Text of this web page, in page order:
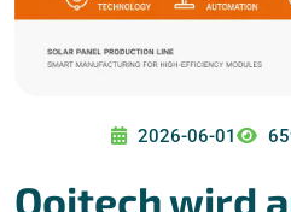
2026-06-01
Ooitech wird